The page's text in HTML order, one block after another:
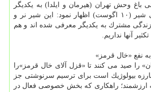
باغ وحش تهران (هیرمان و ایلدا) به یكدیگر
همزمان با روز جهانی شیر (۱۰ اگوست) اظهار نمود: این شیر نر و
مشترك به یكدیگر معرفی شده اند و هم
آنها نداریم.
نفع «خال قرمز»
را صید می كنند تا «قزل آلای خال قرمز»را
بیولوژیك است برای ترسیم سرنوشتی جز
ارزشمند؛ راهكاری كه بخش خصوصی فعال در